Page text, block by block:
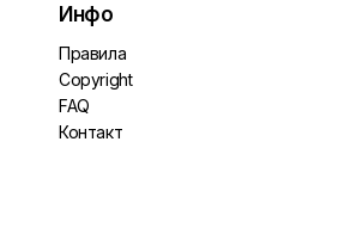
Инфо
Правила
Copyright
FAQ
Контакт